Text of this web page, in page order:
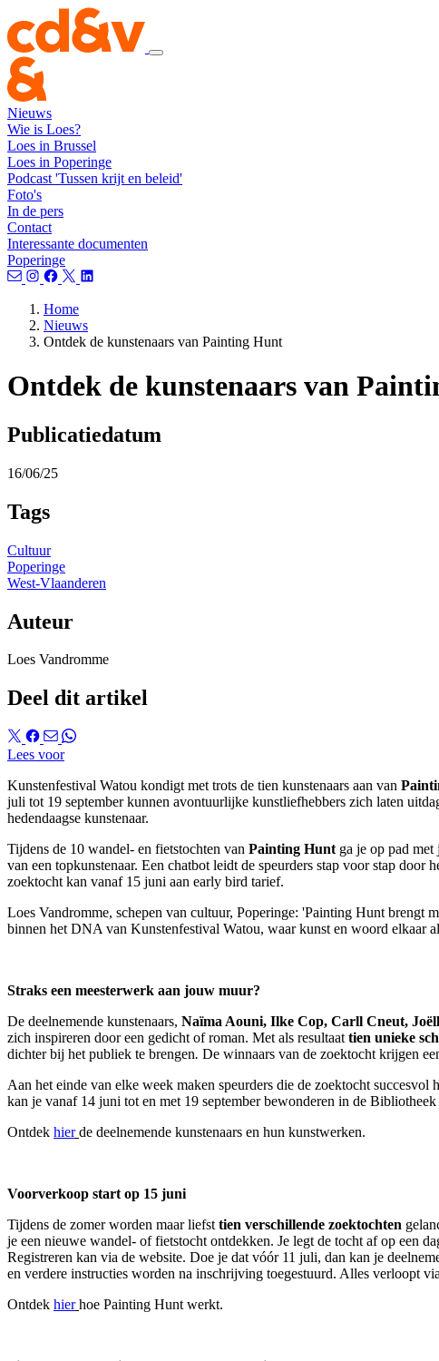
Nieuws
Wie is Loes?
Loes in Brussel
Loes in Poperinge
Podcast 'Tussen krijt en beleid'
Foto's
In de pers
Contact
Interessante documenten
Poperinge
Home
Nieuws
Ontdek de kunstenaars van Painting Hunt
Ontdek de kunstenaars van
Publicatiedatum
16/06/25
Tags
Cultuur
Poperinge
West-Vlaanderen
Auteur
Loes Vandromme
Deel dit artikel
Lees voor
Kunstenfestival Watou kondigt met trots de tien kunstenaars aan van
juli tot 19 september kunnen avontuurlijke kunstliefhebbers zich laten
hedendaagse kunstenaar.
Tijdens de 10 wandel- en fietstochten van Painting Hunt ga je op pad
van een topkunstenaar. Een chatbot leidt de speurders stap voor stap
zoektocht kan vanaf 15 juni aan early bird tarief.
Loes Vandromme, schepen van cultuur, Poperinge: 'Painting Hunt brengt
binnen het DNA van Kunstenfestival Watou, waar kunst en woord elkaar
Straks een meesterwerk aan jouw muur?
De deelnemende kunstenaars, Naïma Aouni, Ilke Cop, Carll Cneut,
zich inspireren door een gedicht of roman. Met als resultaat tien unieke
dichter bij het publiek te brengen. De winnaars van de zoektocht krijgen
Aan het einde van elke week maken speurders die de zoektocht
kan je vanaf 14 juni tot en met 19 september bewonderen in de
Ontdek hier de deelnemende kunstenaars en hun kunstwerken.
Voorverkoop start op 15 juni
Tijdens de zomer worden maar liefst tien verschillende zoektochten
je een nieuwe wandel- of fietstocht ontdekken. Je legt de tocht af op een
Registreren kan via de website. Doe je dat vóór 11 juli, dan kan je
en verdere instructies worden na inschrijving toegestuurd. Alles verloopt
Ontdek hier hoe Painting Hunt werkt.